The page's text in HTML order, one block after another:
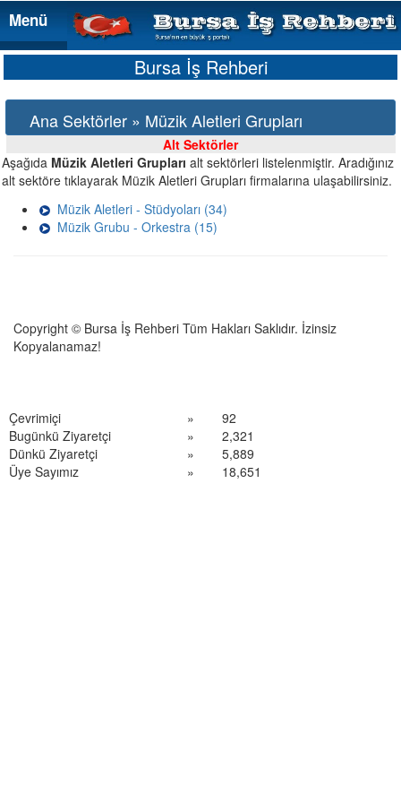
Menü
Menü
Bursa İş Rehberi
Ana Sektörler » Müzik Aletleri Grupları
Alt Sektörler
Aşağıda Müzik Aletleri Grupları alt sektörleri listelenmiştir. Aradığınız
alt sektöre tıklayarak Müzik Aletleri Grupları firmalarına ulaşabilirsiniz.
Müzik Aletleri - Stüdyoları (34)
Müzik Grubu - Orkestra (15)
Copyright © Bursa İş Rehberi Tüm Hakları Saklıdır. İzinsiz
Kopyalanamaz!
Çevrimiçi »
92
Bugünkü Ziyaretçi
»
2,321
Dünkü Ziyaretçi
»
5,889
Üye Sayımız
» 18,651